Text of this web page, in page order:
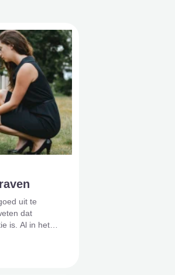
uit te
dat
is. Al in het
stenen